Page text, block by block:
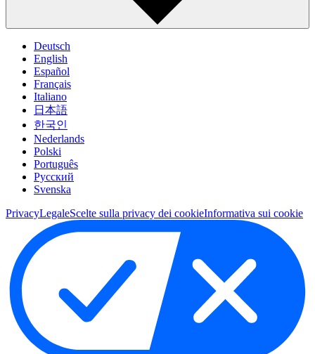
Deutsch
English
Español
Français
Italiano
日本語
한국인
Nederlands
Polski
Português
Pусский
Svenska
PrivacyLegaleScelte sulla privacy dei cookieInformativa sui cookie